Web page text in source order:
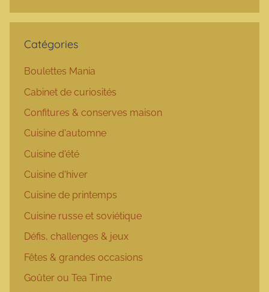
Catégories
Boulettes Mania
Cabinet de curiosités
Confitures & conserves maison
Cuisine d'automne
Cuisine d'été
Cuisine d'hiver
Cuisine de printemps
Cuisine russe et soviétique
Défis, challenges & jeux
Fêtes & grandes occasions
Goûter ou Tea Time